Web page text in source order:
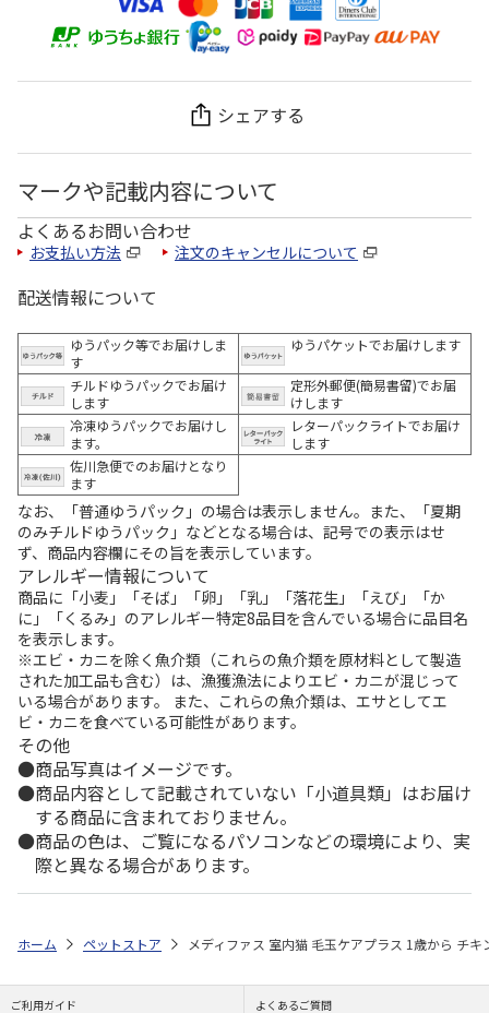
シェアする
マークや記載内容について
よくあるお問い合わせ
お支払い方法 注文のキャンセルについて
配送情報について
ゆうパック等でお届けしま
す
ゆうパケットでお届けします
チルドゆうパックでお届け
します
定形外郵便(簡易書留)でお届
けします
冷凍ゆうパックでお届けし
ます。
レターパックライトでお届け
します
佐川急便でのお届けとなり
ます
なお、「普通ゆうパック」の場合は表示しません。また、「夏期
のみチルドゆうパック」などとなる場合は、記号での表示はせ
ず、商品内容欄にその旨を表示しています。
アレルギー情報について
商品に「小麦」「そば」「卵」「乳」「落花生」「えび」「か
に」「くるみ」のアレルギー特定8品目を含んでいる場合に品目名
を表示します。
※エビ・カニを除く魚介類（これらの魚介類を原材料として製造
された加工品も含む）は、漁獲漁法によりエビ・カニが混じって
いる場合があります。 また、これらの魚介類は、エサとしてエ
ビ・カニを食べている可能性があります。
その他
商品写真はイメージです。
商品内容として記載されていない「小道具類」はお届け
する商品に含まれておりません。
商品の色は、ご覧になるパソコンなどの環境により、実
際と異なる場合があります。
ホーム ペットストア メディファス 室内猫 毛玉ケアプラス 1歳から チ
ご利用ガイド よくあるご質問